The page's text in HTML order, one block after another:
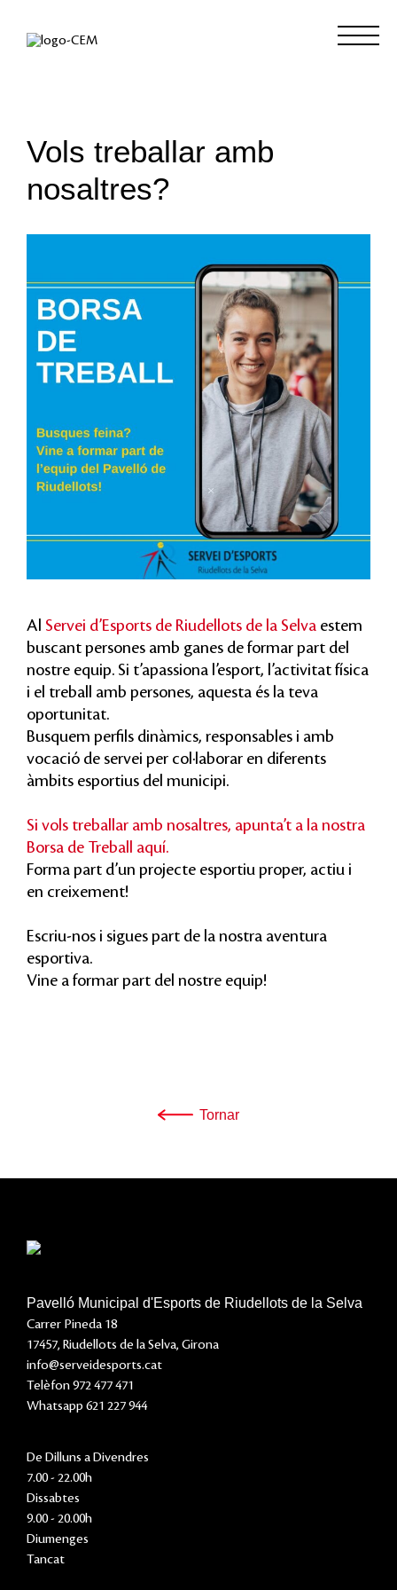
Tornar
Vols treballar amb
nosaltres?
Al Servei d’Esports de Riudellots de la Selvaestem
buscant persones amb ganes de formar part del
nostre equip. Si t’apassiona l’esport, l’activitat física
i el treball amb persones, aquesta és la teva
oportunitat.
Busquem perfils dinàmics, responsables i amb
vocació de servei per col·laborar en diferents
àmbits esportius del municipi.
Si vols treballar amb nosaltres, apunta’t a la nostra
Borsa de Treball aquí.
Forma part d’un projecte esportiu proper, actiu i
en creixement!
Escriu-nos i sigues part de la nostra aventura
esportiva.
Vine a formar part del nostre equip!
Pavelló Municipal d'Esports de Riudellots de la Selva
Carrer Pineda 18
17457, Riudellots de la Selva, Girona
info@serveidesports.cat
Telèfon 972 477 471
Whatsapp 621 227 944
De Dilluns a Divendres
7.00 - 22.00h
Dissabtes
9.00 - 20.00h
Diumenges
Tancat